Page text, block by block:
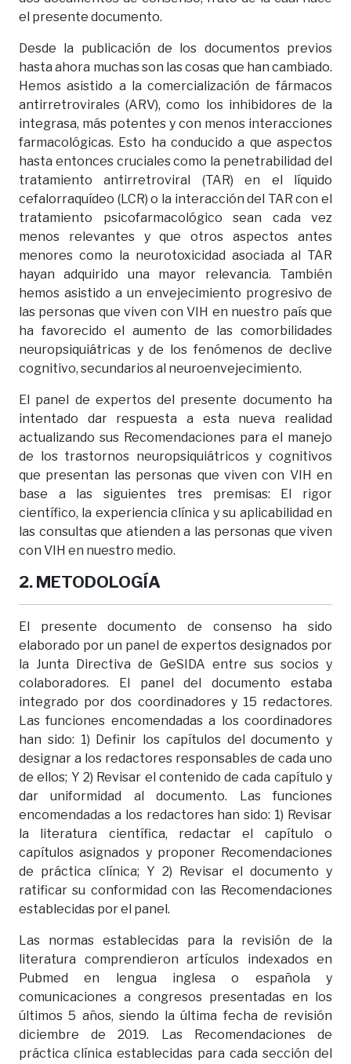
el presente documento.
Desde la publicación de los documentos previos
hasta ahora muchas son las cosas que han cambiado.
Hemos asistido a la comercialización de fármacos
antirretrovirales (ARV), como los inhibidores de la
integrasa, más potentes y con menos interacciones
farmacológicas. Esto ha conducido a que aspectos
hasta entonces cruciales como la penetrabilidad del
tratamiento antirretroviral (TAR) en el líquido
cefalorraquídeo (LCR) o la interacción del TAR con el
tratamiento psicofarmacológico sean cada vez
menos relevantes y que otros aspectos antes
menores como la neurotoxicidad asociada al TAR
hayan adquirido una mayor relevancia. También
hemos asistido a un envejecimiento progresivo de
las personas que viven con VIH en nuestro país que
ha favorecido el aumento de las comorbilidades
neuropsiquiátricas y de los fenómenos de declive
cognitivo, secundarios al neuroenvejecimiento.
El panel de expertos del presente documento ha
intentado dar respuesta a esta nueva realidad
actualizando sus Recomendaciones para el manejo
de los trastornos neuropsiquiátricos y cognitivos
que presentan las personas que viven con VIH en
base a las siguientes tres premisas: El rigor
científico, la experiencia clínica y su aplicabilidad en
las consultas que atienden a las personas que viven
con VIH en nuestro medio.
2. METODOLOGÍA
El presente documento de consenso ha sido
elaborado por un panel de expertos designados por
la Junta Directiva de GeSIDA entre sus socios y
colaboradores. El panel del documento estaba
integrado por dos coordinadores y 15 redactores.
Las funciones encomendadas a los coordinadores
han sido: 1) Definir los capítulos del documento y
designar a los redactores responsables de cada uno
de ellos; Y 2) Revisar el contenido de cada capítulo y
dar uniformidad al documento. Las funciones
encomendadas a los redactores han sido: 1) Revisar
la literatura científica, redactar el capítulo o
capítulos asignados y proponer Recomendaciones
de práctica clínica; Y 2) Revisar el documento y
ratificar su conformidad con las Recomendaciones
establecidas por el panel.
Las normas establecidas para la revisión de la
literatura comprendieron artículos indexados en
Pubmed en lengua inglesa o española y
comunicaciones a congresos presentadas en los
últimos 5 años, siendo la última fecha de revisión
diciembre de 2019. Las Recomendaciones de
práctica clínica establecidas para cada sección del